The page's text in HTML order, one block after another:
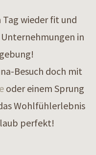
Tag wieder fit und
in
Besuch doch mit
oder einem Sprung
Wohlfühlerlebnis
perfekt!